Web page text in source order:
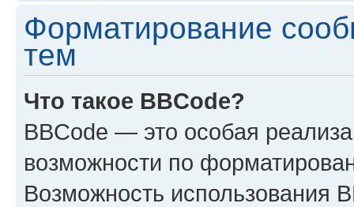
Форматирование
тем
Что такое BBCode?
BBCode — это особая
возможности по
Возможность использования